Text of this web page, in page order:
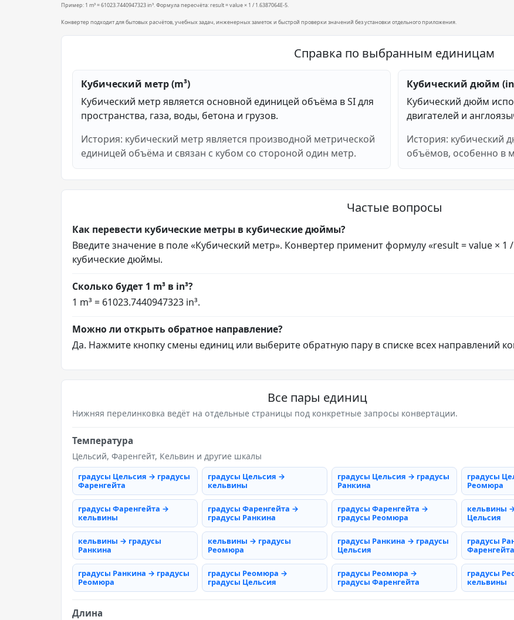
Пример: 1 m³ = 61023.7440947323 in³. Формула пересчёта: result = value × 1 / 1.6387064E-5.
Конвертер подходит для бытовых расчётов, учебных задач, инженерных заметок и быстрой проверки значений без установки отдельного приложения.
Справка по выбранным единицам
Кубический метр (m³)
Кубический метр является основной единицей объёма в SI для
пространства, газа, воды, бетона и грузов.
История: кубический метр является производной метрической
единицей объёма и связан с кубом со стороной один метр.
Кубический дюйм
Кубический дюйм
двигателей и
История: кубический
объёмов, особенно в
Частые вопросы
Как перевести кубические метры в кубические дюймы?
Введите значение в поле «Кубический метр». Конвертер применит формулу «result = value × 1 /
кубические дюймы.
Сколько будет 1 m³ в in³?
1 m³ = 61023.7440947323 in³.
Можно ли открыть обратное направление?
Да. Нажмите кнопку смены единиц или выберите обратную пару в списке всех направлений
Все пары единиц
Нижняя перелинковка ведёт на отдельные страницы под конкретные запросы конвертации.
Температура
Цельсий, Фаренгейт, Кельвин и другие шкалы
градусы Цельсия → градусы
Фаренгейта
градусы Цельсия →
кельвины
градусы Цельсия → градусы
Ранкина
градусы
Реомюра
градусы Фаренгейта →
кельвины
градусы Фаренгейта →
градусы Ранкина
градусы Фаренгейта →
градусы Реомюра
кельвины
Цельсия
кельвины → градусы
Ранкина
кельвины → градусы
Реомюра
градусы Ранкина → градусы
Цельсия
градусы
Фаренгейта
градусы Ранкина → градусы
Реомюра
градусы Реомюра →
градусы Цельсия
градусы Реомюра →
градусы Фаренгейта
градусы
кельвины
Длина